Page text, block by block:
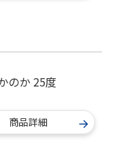
のか 25度
商品詳細